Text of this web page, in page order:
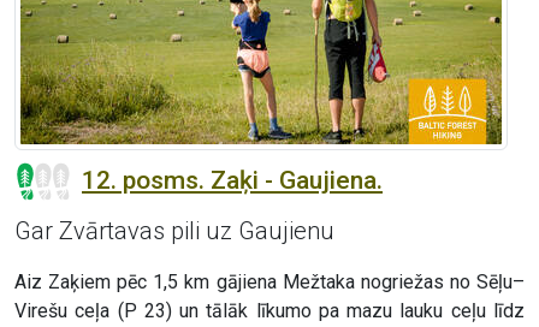
12. posms. Zaķi - Gaujiena.
Gar Zvārtavas pili uz Gaujienu
Aiz Zaķiem pēc 1,5 km gājiena Mežtaka nogriežas no Sēļu–
Virešu ceļa (P 23) un tālāk līkumo pa mazu lauku ceļu līdz